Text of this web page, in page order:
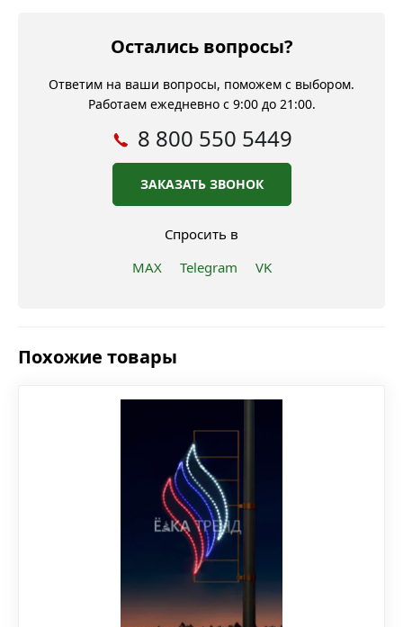
Остались вопросы?
Ответим на ваши вопросы, поможем с выбором.
Работаем ежедневно с 9:00 до 21:00.
8 800 550 5449
ЗАКАЗАТЬ ЗВОНОК
Спросить в
MAX
Telegram VK
Похожие товары